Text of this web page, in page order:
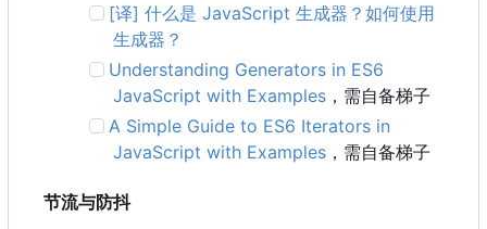
[译] 什么是 JavaScript 生成器？如何使用
生成器？
Understanding Generators in ES6
JavaScript with Examples ，需自备梯子
A Simple Guide to ES6 Iterators in
JavaScript with Examples ，需自备梯子
节流与防抖